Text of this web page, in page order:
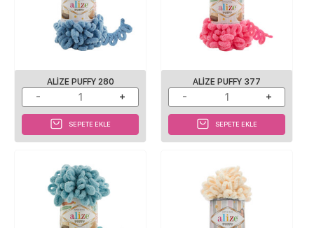
ALIZE PUFFY 280
SEPETE EKLE
ALIZE PUFFY 377
SEPETE EKLE